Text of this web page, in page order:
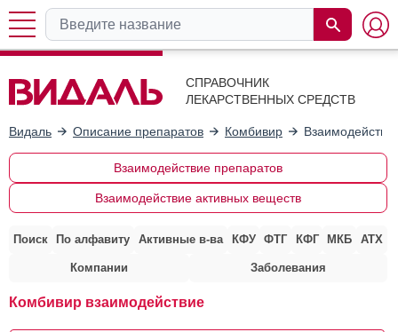
СПРАВОЧНИК
ЛЕКАРСТВЕННЫХ СРЕДСТВ
Видаль Описание препаратов Комбивир
Взаимодействие препаратов
Взаимодействие активных веществ
Поиск По алфавиту Активные в-ва КФУ ФТГ КФГ МКБ АТХ
Компании Заболевания
Комбивир взаимодействие